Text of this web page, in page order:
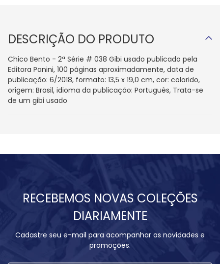
DESCRIÇÃO DO PRODUTO
Chico Bento - 2ª Série # 038 Gibi usado publicado pela
Editora Panini, 100 páginas aproximadamente, data de
publicação: 6/2018, formato: 13,5 x 19,0 cm, cor: colorido,
origem: Brasil, idioma da publicação: Português, Trata-se
de um gibi usado
RECEBEMOS NOVAS COLEÇÕES
DIARIAMENTE
Cadastre seu e-mail para acompanhar as novidades e
promoções.